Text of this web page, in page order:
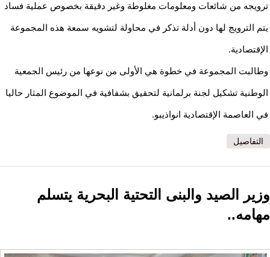
ترويجه من شائعات ومعلومات مغلوطة وغير دقيقة بخصوص عملية فساد
يتم الترويج لها دون أدلة تذكر في محاولة لتشويه سمعة هذه المجموعة
الإقتصادية.
وطالبت المجموعة في خطوة هي الأولى من نوعها من رئيس الجمعية
الوطنية تشكيل لجنة برلمانية لتحقيق بشفافية في الموضوع المثار حاليا
في العاصمة الإقتصادية انواذيبو.
التفاصيل
وزير الصيد والبنى التحتية البحرية يتسلم
مهامه..